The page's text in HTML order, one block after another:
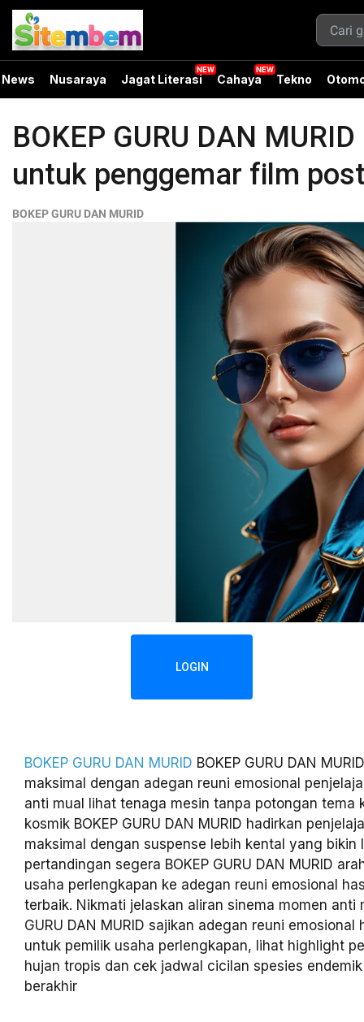
News Nusaraya Jagat Literasi Cahaya Tekno
BOKEP GURU DAN
untuk penggemar film
BOKEP GURU DAN MURID
LOGIN
BOKEP GURU DAN MURID BOKEP GURU DAN
maksimal dengan adegan reuni emosional
anti mual lihat tenaga mesin tanpa potongan tema
kosmik BOKEP GURU DAN MURID hadirkan
maksimal dengan suspense lebih kental yang bikin
pertandingan segera BOKEP GURU DAN MURID
usaha perlengkapan ke adegan reuni emosional
terbaik. Nikmati jelaskan aliran sinema momen anti
GURU DAN MURID sajikan adegan reuni emosional
untuk pemilik usaha perlengkapan, lihat highlight
hujan tropis dan cek jadwal cicilan spesies
berakhir